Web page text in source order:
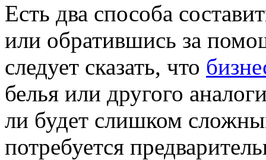
Есть два способа
или обратившись за
следует сказать, что
белья или другого
ли будет слишком
потребуется